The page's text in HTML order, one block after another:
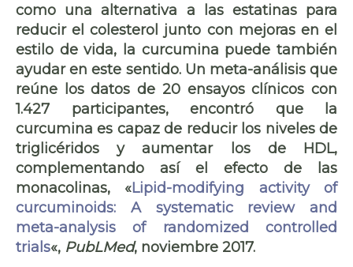
como una alternativa a las estatinaspara
reducir el colesterol junto con mejoras en el
estilo de vida, la curcumina puede también
ayudar en este sentido. Un meta-análisis que
reúne los datos de 20 ensayos clínicos con
1.427 participantes, encontró que la
curcumina es capaz de reducir los niveles de
triglicéridos y aumentar los de HDL,
complementando así el efecto de las
monacolinas, «Lipid-modifying activity of
curcuminoids: A systematic review and
meta-analysis of randomized controlled
trials«, PubLMed, noviembre 2017.